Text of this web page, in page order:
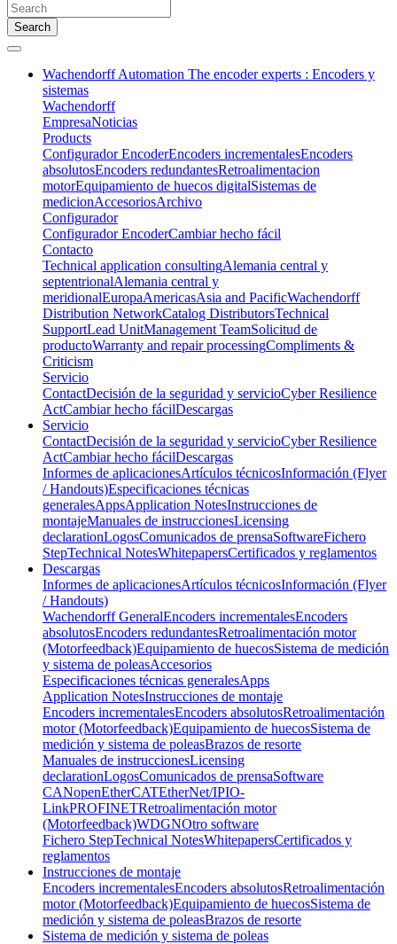
Search
Wachendorff Automation The encoder experts : Encoders y
sistemas
Wachendorff
EmpresaNoticias
Products
Configurador EncoderEncoders incrementalesEncoders
absolutosEncoders redundantesRetroalimentacion
motorEquipamiento de huecos digitalSistemas de
medicionAccesoriosArchivo
Configurador
Configurador EncoderCambiar hecho fácil
Contacto
Technical application consultingAlemania central y
septentrionalAlemania central y
meridionalEuropaAmericasAsia and PacificWachendorff
Distribution NetworkCatalog DistributorsTechnical
SupportLead UnitManagement TeamSolicitud de
productoWarranty and repair processingCompliments &
Criticism
Servicio
ContactDecisión de la seguridad y servicioCyber Resilience
ActCambiar hecho fácilDescargas
Servicio
ContactDecisión de la seguridad y servicioCyber Resilience
ActCambiar hecho fácilDescargas
Informes de aplicacionesArtículos técnicosInformación (Flyer
/ Handouts)Especificaciones técnicas
generalesAppsApplication NotesInstrucciones de
montajeManuales de instruccionesLicensing
declarationLogosComunicados de prensaSoftwareFichero
StepTechnical NotesWhitepapersCertificados y reglamentos
Descargas
Informes de aplicacionesArtículos técnicosInformación (Flyer
/ Handouts)
Wachendorff GeneralEncoders incrementalesEncoders
absolutosEncoders redundantesRetroalimentación motor
(Motorfeedback)Equipamiento de huecosSistema de medición
y sistema de poleasAccesorios
Especificaciones técnicas generalesApps
Application NotesInstrucciones de montaje
Encoders incrementalesEncoders absolutosRetroalimentación
motor (Motorfeedback)Equipamiento de huecosSistema de
medición y sistema de poleasBrazos de resorte
Manuales de instruccionesLicensing
declarationLogosComunicados de prensaSoftware
CANopenEtherCATEtherNet/IPIO-
LinkPROFINETRetroalimentación motor
(Motorfeedback)WDGNOtro software
Fichero StepTechnical NotesWhitepapersCertificados y
reglamentos
Instrucciones de montaje
Encoders incrementalesEncoders absolutosRetroalimentación
motor (Motorfeedback)Equipamiento de huecosSistema de
medición y sistema de poleasBrazos de resorte
Sistema de medición y sistema de poleas